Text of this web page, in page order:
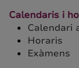
Calendaris i
Calendari
Horaris
Exàmens